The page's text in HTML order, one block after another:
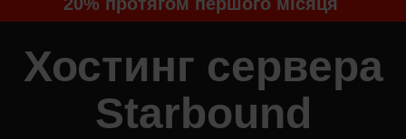
Хостинг сервера
Starbound